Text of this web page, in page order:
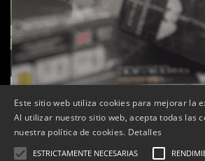
La botiga L’K de Balaguer es
Este sitio web utiliza cookies para mejorar la
Al utilizar nuestro sitio web, acepta todas las
nuestra política de cookies. Detalles
ESTRICTAMENTE NECESARIAS